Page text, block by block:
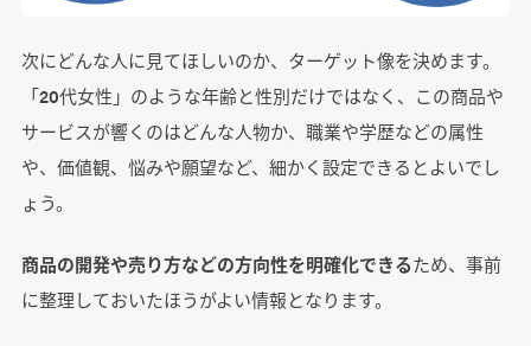
次にどんな人に見てほしいのか、ターゲット像を決めます。
「20代女性」のような年齢と性別だけではなく、この商品や
サービスが響くのはどんな人物か、職業や学歴などの属性
や、価値観、悩みや願望など、細かく設定できるとよいでし
ょう。
商品の開発や売り方などの方向性を明確化できるため、事前
に整理しておいたほうがよい情報となります。